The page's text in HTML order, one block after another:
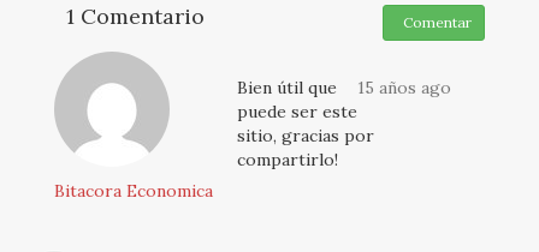
1 Comentario Comentar
Bitacora Economica
15 años ago
Bien útil que
puede ser este
sitio, gracias por
compartirlo!